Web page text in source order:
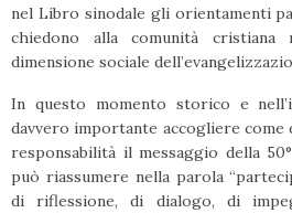
nel Libro sinodale gli orientamenti
chiedono alla comunità cristiana
dimensione sociale
In questo momento storico e
davvero importante accogliere come
responsabilità il messaggio della
può riassumere nella parola
di riflessione, di dialogo, di